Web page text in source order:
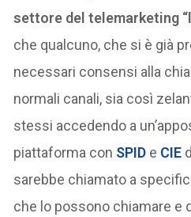
settore del telemarketing
che qualcuno, che si è già
necessari consensi alla
normali canali, sia così
stessi accedendo a
piattaforma con SPID e CIE
sarebbe chiamato a
che lo possono chiamare e